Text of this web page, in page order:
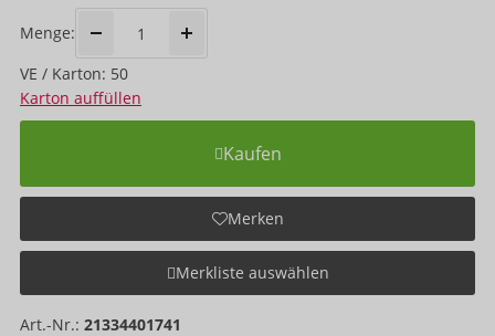
Menge:
VE / Karton: 50
Karton auffüllen
Kaufen
Merken
Merkliste auswählen
Art.-Nr.: 21334401741